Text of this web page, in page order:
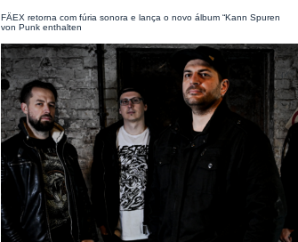
FÄEX retorna com fúria sonora e lança o novo álbum “Kann Spuren
von Punk enthalten